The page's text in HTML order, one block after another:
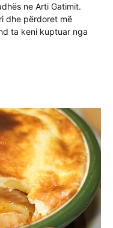
ne Arti Gatimit.
dhe përdoret më
ta keni kuptuar nga